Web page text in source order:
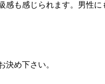
感も感じられます。男性に
決め下さい。